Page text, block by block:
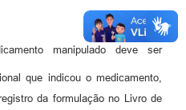
manipulado deve ser
que indicou o medicamento,
da formulação no Livro de